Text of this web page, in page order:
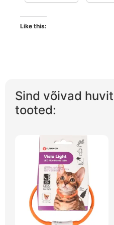
Like this:
Sind võivad
tooted: